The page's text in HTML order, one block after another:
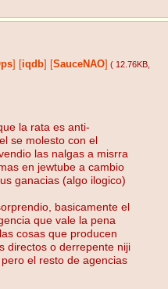
iqdb SauceNAO ( 12.76KB
la rata es anti-
se molesto con el
las nalgas a misrra
en jewtube a cambio
ganacias (algo ilogico)
basicamente el
que vale la pena
cosas que producen
directos o derrepente niji
el resto de agencias